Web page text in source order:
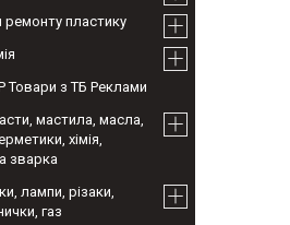
ремонту пластику
Товари з ТБ Реклами
мастила, масла,
хімія,
зварка
лампи, різаки,
газ